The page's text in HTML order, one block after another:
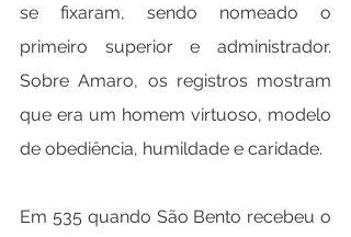
se fixaram, sendo nomeado o
primeiro superior e administrador.
Sobre Amaro, os registros mostram
que era um homem virtuoso, modelo
de obediência, humildade e caridade.
Em 535 quando São Bento recebeu o